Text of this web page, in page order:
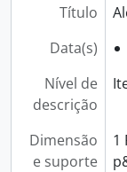
Título
Data(s)
Nível de
descrição
Dimensão
e suporte
1